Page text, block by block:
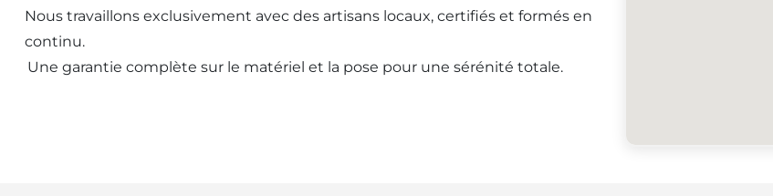
Nous travaillons exclusivement avec des artisans locaux, certifiés et formés en
continu.
Une garantie complète sur le matériel et la pose pour une sérénité totale.